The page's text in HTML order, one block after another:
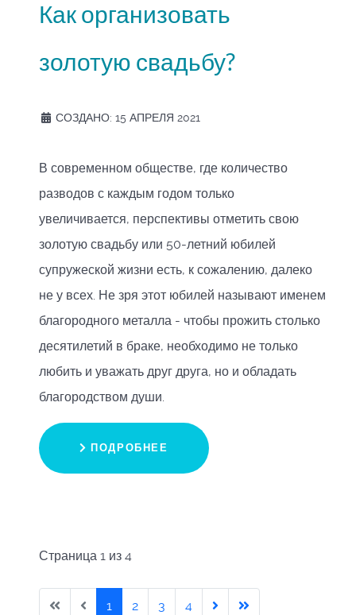
Как организовать
золотую свадьбу?
СОЗДАНО: 15 АПРЕЛЯ 2021
В современном обществе, где количество
разводов с каждым годом только
увеличивается, перспективы отметить свою
золотую свадьбу или 50-летний юбилей
супружеской жизни есть, к сожалению, далеко
не у всех. Не зря этот юбилей называют именем
благородного металла - чтобы прожить столько
десятилетий в браке, необходимо не только
любить и уважать друг друга, но и обладать
благородством души.
ПОДРОБНЕЕ
Страница 1 из 4
1 2 3 4